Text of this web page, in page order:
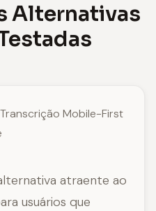
Alternativas
Mobile-First
atraente ao
usuários que